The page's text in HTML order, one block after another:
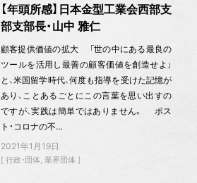
【年頭所感】日本金型工業会西部支
部支部長・山中 雅仁
顧客提供価値の拡大 「世の中にある最良の
ツールを活用し最善の顧客価値を創造せよ」
と、米国留学時代、何度も指導を受けた記憶が
あり、ことあるごとにこの言葉を思い出すの
ですが、実践は簡単ではありません。 ポス
ト・コロナの不…
2021年1月19日
行政・団体 業界団体